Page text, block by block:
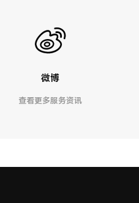
微博
查看更多服务资讯